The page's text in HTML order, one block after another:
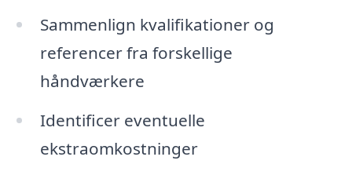
Sammenlign kvalifikationer og
referencer fra forskellige
håndværkere
Identificer eventuelle
ekstraomkostninger